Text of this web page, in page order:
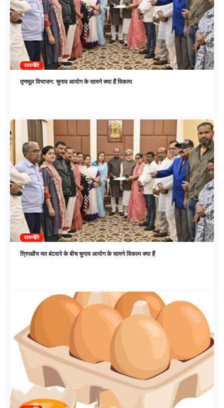
राजनीति
तृणमूल विभाजन: चुनाव आयोग के सामने क्या हैं विकल्प
राजनीति
त्रिपक्षीय मत बंटवारे के बीच चुनाव आयोग के सामने विकल्प क्या हैं